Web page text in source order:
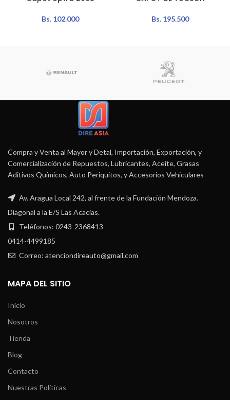
Bs.102.000 Bs.195.500
Compra y Venta al Mayor y Detal, Importación, Exportación, y
Comercialización de Repuestos, Lubricantes, Aceite, Grasas
Aditivos Químicos, Auto Periquitos, y Accesorios Vehiculares
Av. Aragua Local 242, al frente de la Fundación Mendoza.
Diagonal a la E/S Las Acacias.
Teléfonos: 0243-2368413
0414-4499185
Correo: atenciondireauto@gmail.com
MAPA DEL SITIO
Inicio
Nosotros
Tienda
Blog
Contacto
Nuestras Políticas